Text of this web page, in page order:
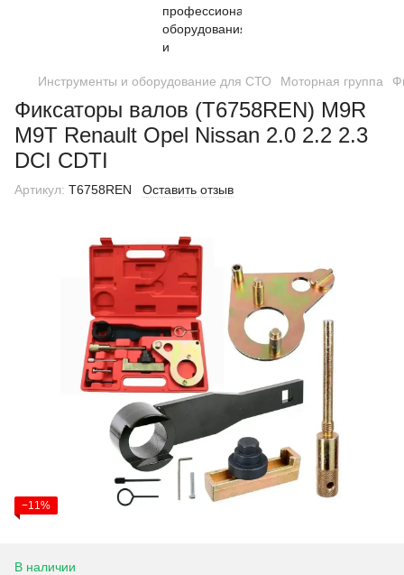
Инструменты и оборудование для СТО Моторная группа
Фиксаторы валов (T6758REN) M9R
М9Т Renault Opel Nissan 2.0 2.2 2.3
DCI CDTI
Артикул: T6758REN Оставить отзыв
−11%
В наличии